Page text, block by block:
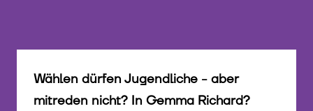
Wählen dürfen Jugendliche - aber
mitreden nicht? In Gemma Richard?